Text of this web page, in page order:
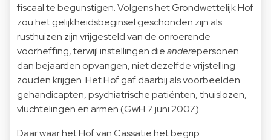
fiscaal te begunstigen. Volgens het Grondwettelijk Hof
zou het gelijkheidsbeginsel geschonden zijn als
rusthuizen zijn vrijgesteld van de onroerende
voorheffing, terwijl instellingen dieanderepersonen
dan bejaarden opvangen, niet dezelfde vrijstelling
zouden krijgen. Het Hof gaf daarbij als voorbeelden
gehandicapten, psychiatrische patiënten, thuislozen,
vluchtelingen en armen (GwH 7 juni 2007).
Daar waar het Hof van Cassatie het begrip